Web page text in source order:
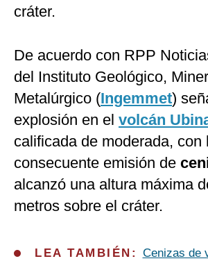
cráter.
De acuerdo con RPP
del Instituto Geológico,
Metalúrgico (Ingemmet)
explosión en el volcán
calificada de moderada, con
consecuente emisión de
alcanzó una altura máxima
metros sobre el cráter.
LEA TAMBIÉN: Cenizas de